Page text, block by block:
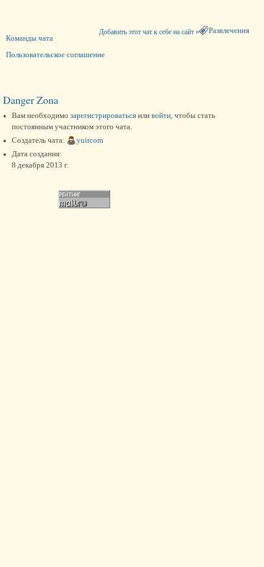
Развлечения
Добавить этот чат к себе на сайт »
Команды чата
Пользовательское соглашение
Danger Zona
Вам необходимо зарегистрироваться или войти , чтобы стать
постоянным участником этого чата.
Создатель чата:
yuircom
Дата создания:
8 декабря 2013 г.